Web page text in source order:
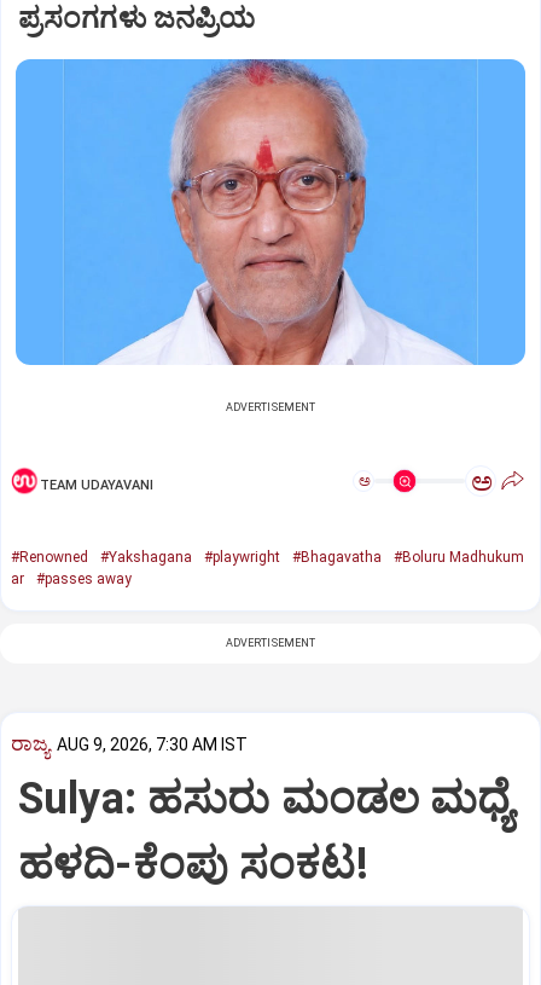
ಪ್ರಸಂಗಗಳು ಜನಪ್ರಿಯ
ADVERTISEMENT
TEAM UDAYAVANI ಅ ಅ
#Renowned #Yakshagana #playwright #Bhagavatha
#Boluru Madhukum
ar
#passes away
ADVERTISEMENT
ರಾಜ್ಯ AUG 9, 2026, 7:30 AM IST
Sulya: ಹಸುರು ಮಂಡಲ ಮಧ್ಯೆ
ಹಳದಿ-ಕೆಂಪು ಸಂಕಟ!